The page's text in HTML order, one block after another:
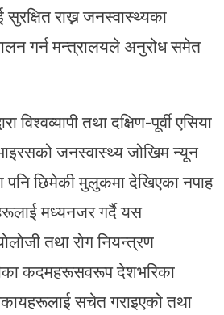
राख्न जनस्वास्थ्यका
गर्न मन्त्रालयले अनुरोध समेत
विश्वव्यापी तथा दक्षिण-पूर्वी एसिया
जनस्वास्थ्य जोखिम न्यून
पनि छिमेकी मुलुकमा देखिएका नपाह
मध्यनजर गर्दै यस
तथा रोग नियन्त्रण
कदमहरूसवरूप देशभरिका
सचेत गराइएको तथा